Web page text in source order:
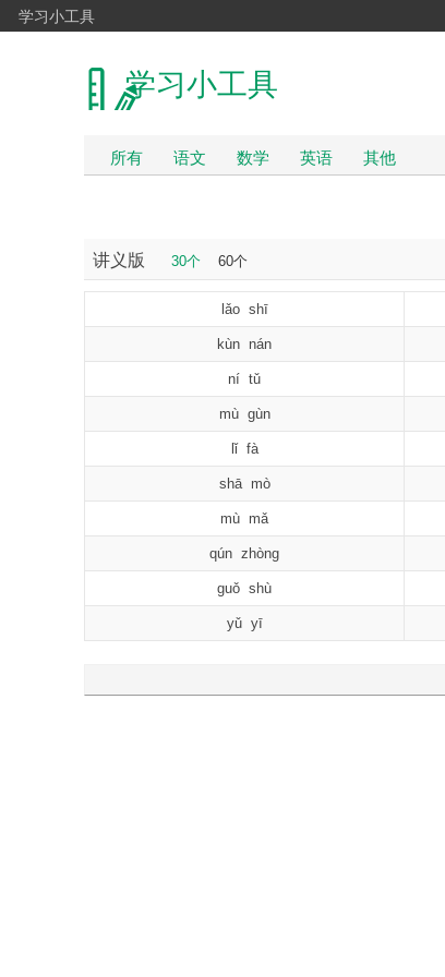
学习小工具
学习小工具
所有 语文 数学 英语 其他
讲义版 30个 60个
lǎo shī
kùn nán
ní tǔ
mù gùn
lǐ fà
shā mò
mù mǎ
qún zhòng
guǒ shù
yǔ yī